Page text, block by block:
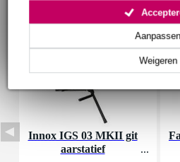
Weigeren
Innox IGS 03 MKII git
aarstatief